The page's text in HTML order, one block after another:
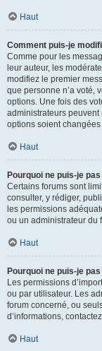
Haut
Comment puis-je
Comme pour les
leur auteur, les
modifiez le premier
que personne n’a voté,
options. Une fois des
administrateurs
options soient
Haut
Pourquoi ne puis-je
Certains forums sont
consulter, y rédiger,
les permissions
ou un administrateur du
Haut
Pourquoi ne puis-je
Les permissions
ou par utilisateur. Les
forum concerné, ou
d’informations,
Haut